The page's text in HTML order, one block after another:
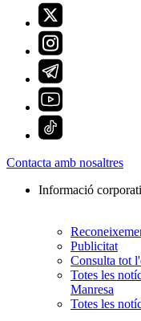
Contacta amb nosaltres
Informació
Publicitat
Consulta tot
Totes les
Manresa
Totes les